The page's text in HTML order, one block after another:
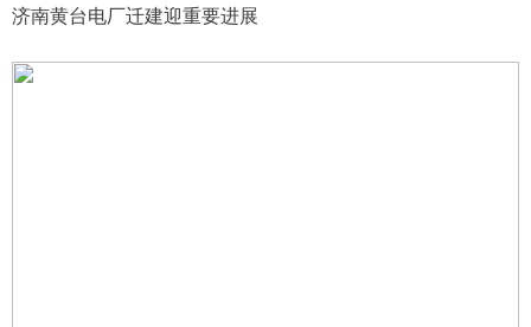
济南黄台电厂迁建迎重要进展